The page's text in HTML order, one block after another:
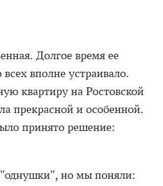
Долгое время ее
вполне устраивало.
квартиру на Ростовской
прекрасной и особенной.
принято решение:
но мы поняли: